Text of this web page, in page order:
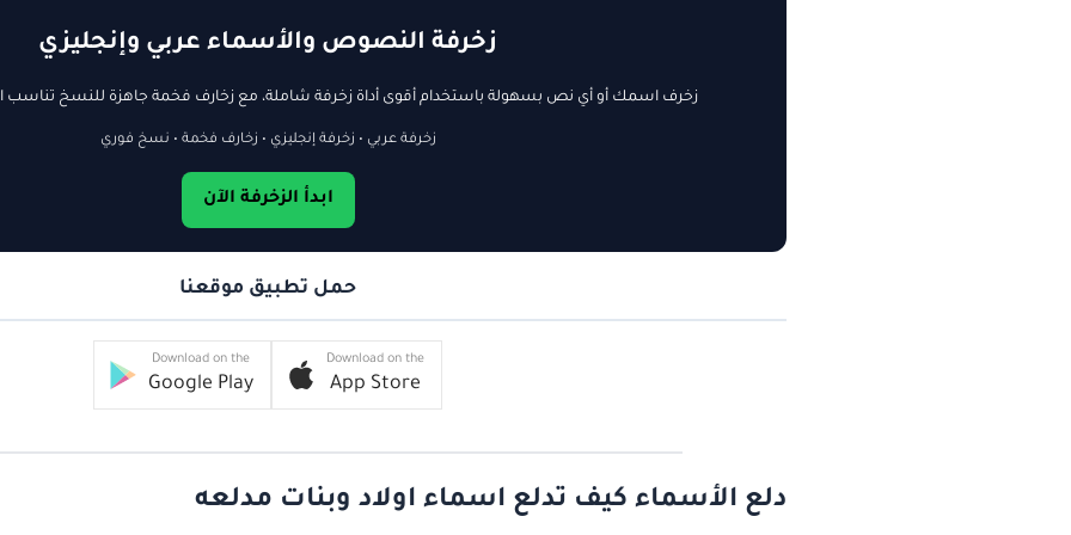
زخرفة النصوص والأسماء عربي وإنجليزي
زخرف اسمك أو أي نص بسهولة باستخدام أقوى أداة زخرفة شاملة، مع زخارف فخمة جاهزة للنسخ تناسب
زخرفة عربي • زخرفة إنجليزي • زخارف فخمة • نسخ فوري
ابدأ الزخرفة الآن
حمل تطبيق موقعنا
Download on the
App Store
Download on the
Google Play
دلع الأسماء كيف تدلع اسماء اولاد وبنات مدلعه